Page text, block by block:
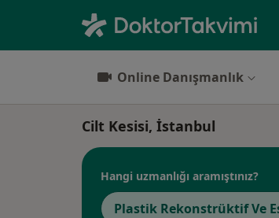
Online Danışmanlık
Cilt Kesisi, İstanbul
Hangi uzmanlığı aramıştınız?
Plastik Rekonstrüktif Ve